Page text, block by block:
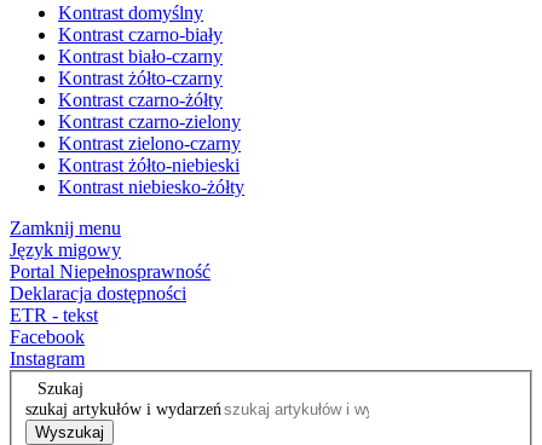
Kontrast domyślny
Kontrast czarno-biały
Kontrast biało-czarny
Kontrast żółto-czarny
Kontrast czarno-żółty
Kontrast czarno-zielony
Kontrast zielono-czarny
Kontrast żółto-niebieski
Kontrast niebiesko-żółty
Zamknij menu
Język migowy
Portal Niepełnosprawność
Deklaracja dostępności
ETR - tekst
Facebook
Instagram
Szukaj
szukaj artykułów i wydarzeń
Wyszukaj